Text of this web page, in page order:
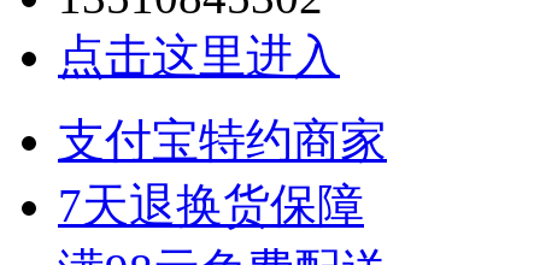
点击这里进入
支付宝特约商家
7天退换货保障